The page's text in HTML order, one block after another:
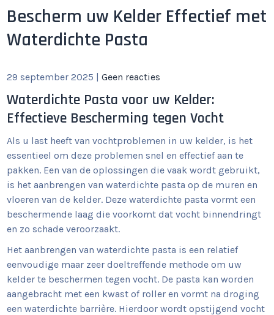
Bescherm uw Kelder Effectief met
Waterdichte Pasta
29 september 2025 |Geen reacties
Waterdichte Pasta voor uw Kelder:
Effectieve Bescherming tegen Vocht
Als u last heeft van vochtproblemen in uw kelder, is het
essentieel om deze problemen snel en effectief aan te
pakken. Een van de oplossingen die vaak wordt gebruikt,
is het aanbrengen van waterdichte pasta op de muren en
vloeren van de kelder. Deze waterdichte pasta vormt een
beschermende laag die voorkomt dat vocht binnendringt
en zo schade veroorzaakt.
Het aanbrengen van waterdichte pasta is een relatief
eenvoudige maar zeer doeltreffende methode om uw
kelder te beschermen tegen vocht. De pasta kan worden
aangebracht met een kwast of roller en vormt na droging
een waterdichte barrière. Hierdoor wordt opstijgend vocht